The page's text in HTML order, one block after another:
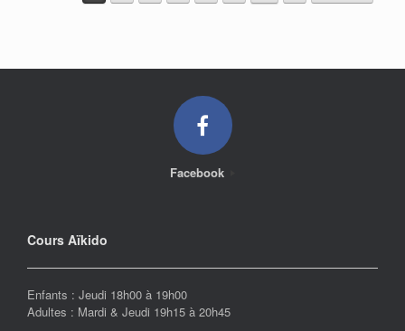
Facebook
Cours Aïkido
Enfants : Jeudi 18h00 à 19h00
Adultes : Mardi & Jeudi 19h15 à 20h45